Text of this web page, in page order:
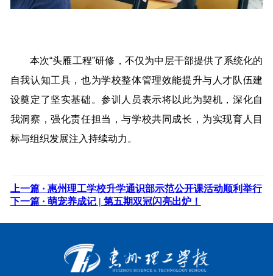
本次“头雁工程”研修，不仅为中层干部提供了系统化的
自我认知工具，也为学校整体管理效能提升与人才队伍建
设奠定了坚实基础。参训人员表示将以此为契机，深化自
我洞察，强化责任担当，与学校共同成长，为实现育人目
标与组织发展注入持续动力。
上一篇 · 惠州理工学校升学通识部示范公开课活动顺利举行
下一篇 · 萌宠养成记 | 第五期双冠闪亮出炉！